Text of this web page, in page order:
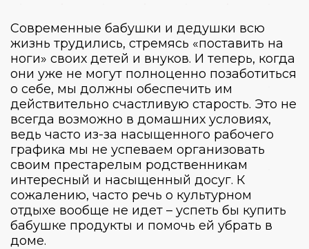
Современные бабушки и дедушки всю
жизнь трудились, стремясь «поставить на
ноги» своих детей и внуков. И теперь, когда
они уже не могут полноценно позаботиться
о себе, мы должны обеспечить им
действительно счастливую старость. Это не
всегда возможно в домашних условиях,
ведь часто из-за насыщенного рабочего
графика мы не успеваем организовать
своим престарелым родственникам
интересный и насыщенный досуг. К
сожалению, часто речь о культурном
отдыхе вообще не идет – успеть бы купить
бабушке продукты и помочь ей убрать в
доме.